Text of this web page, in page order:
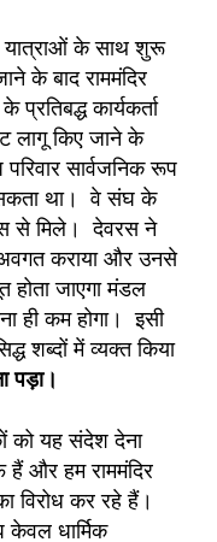
यात्राओं के साथ शुरू
के बाद राममंदिर
कार्यकर्ता
लागू किए जाने के
सार्वजनिक रूप
था। वे संघ के
से मिले। देवरस ने
कराया और उनसे
होता जाएगा मंडल
ही कम होगा। इसी
शब्दों में व्यक्त किया
पड़ा।
को यह संदेश देना
हैं और हम राममंदिर
विरोध कर रहे हैं।
धार्मिक